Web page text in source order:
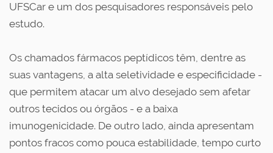
UFSCar e um dos pesquisadores responsáveis pelo
estudo.
Os chamados fármacos peptídicos têm, dentre as
suas vantagens, a alta seletividade e especificidade -
que permitem atacar um alvo desejado sem afetar
outros tecidos ou órgãos - e a baixa
imunogenicidade. De outro lado, ainda apresentam
pontos fracos como pouca estabilidade, tempo curto